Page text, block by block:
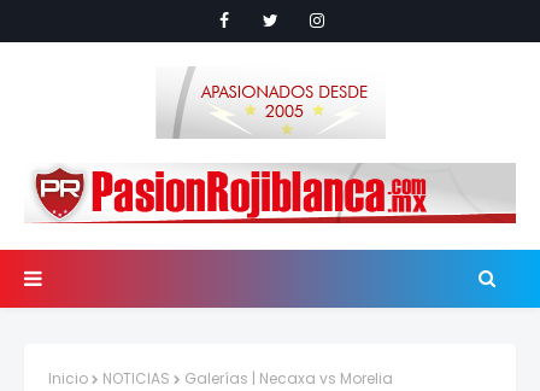
Inicio NOTICIAS Galerías | Necaxa vs Morelia